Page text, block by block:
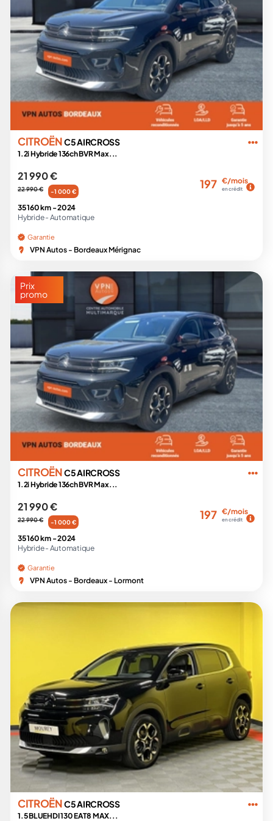
CITROËNC5 AIRCROSS
1.2i Hybride 136ch BVR Max...
21 990 €
22 990 € -1 000 €
197 €/mois
en crédit
35 160 km -2024
Hybride - Automatique
Garantie
VPN Autos - Bordeaux Mérignac
Prix
promo
CITROËNC5 AIRCROSS
1.2i Hybride 136ch BVR Max...
21 990 €
22 990 € -1 000 €
197 €/mois
en crédit
35 160 km -2024
Hybride - Automatique
Garantie
VPN Autos - Bordeaux - Lormont
CITROËNC5 AIRCROSS
1.5 BLUEHDI 130 EAT8 MAX...